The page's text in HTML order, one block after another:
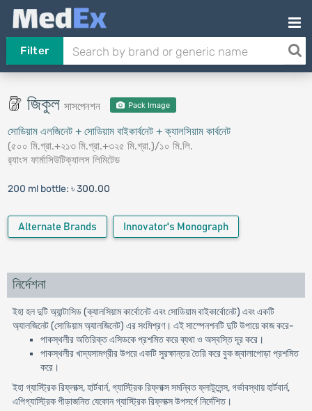
Filter
জিকুল সাসপেনশন Pack Image
সোডিয়াম এলজিনেট + সোডিয়াম বাইকার্বনেট + ক্যালসিয়াম কার্বনেট
(৫০০ মি.গ্রা.+২১৩ মি.গ্রা.+৩২৫ মি.গ্রা.)/১০ মি.লি.
র‍্যাংস ফার্মাসিউটিক্যালস লিমিটেড
200 ml bottle: ৳ 300.00
Alternate Brands Innovator's Monograph
নির্দেশনা
ইহা হল দুটি অ্যান্টাসিড (ক্যালসিয়াম কার্বোনেট এবং সোডিয়াম বাইকার্বোনেট) এবং একটি
অ্যালজিনেট (সোডিয়াম অ্যালজিনেট) এর সংমিশ্রণ। এই সাস্পেনশনটি দুটি উপায়ে কাজ করে-
পাকস্থলীর অতিরিক্ত এসিডকে প্রশমিত করে ব্যথা ও অস্বস্তি দূর করে।
পাকস্থলীর খাদ্যসামগ্রীর উপরে একটি সুরক্ষান্তর তৈরি করে বুক জ্বালাপোড়া প্রশমিত
করে।
ইহা গ্যাস্ট্রিক রিফ্লাক্স, হার্টবার্ন, গ্যাস্ট্রিক রিফ্লাক্স সমন্বিত ফ্লাটুলেন্স, গর্ভাবস্থায় হার্টবার্ন,
এপিগ্যাস্ট্রিক পীড়াজনিত যেকোন গ্যাস্ট্রিক রিফ্লাক্স উপসর্গে নির্দেশিত।